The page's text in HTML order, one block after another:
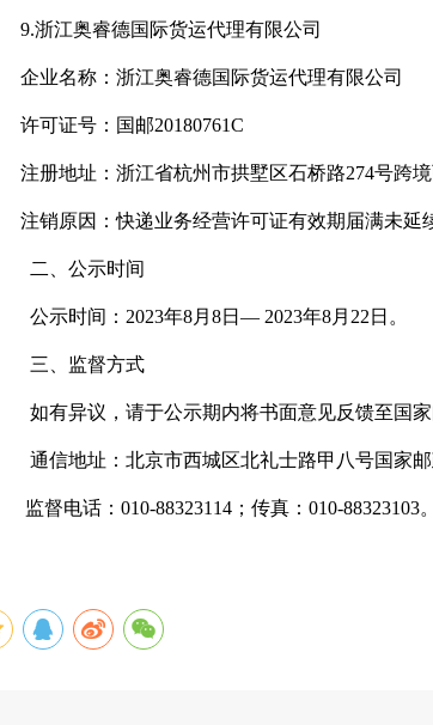
9.浙江奥睿德国际货运代理有限公司
企业名称：浙江奥睿德国际货运代理有限公司
许可证号：国邮20180761C
注册地址：浙江省杭州市拱墅区石桥路274号跨境
注销原因：快递业务经营许可证有效期届满未延
二、公示时间
公示时间：2023年8月8日— 2023年8月22日。
三、监督方式
如有异议，请于公示期内将书面意见反馈至国家
通信地址：北京市西城区北礼士路甲八号国家邮
监督电话：010-88323114；传真：010-88323103。